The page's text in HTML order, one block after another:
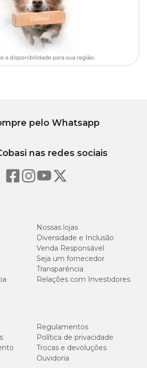
Nossas lojas
Diversidade e Inclusão
Venda Responsável
Seja um fornecedor
Transparência
Relações com Investidores
Regulamentos
Política de privacidade
Trocas e devoluções
Ouvidoria
pelo Whatsapp
nas redes sociais